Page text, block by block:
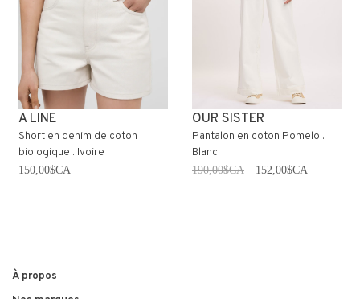
A LINE
Short en denim de coton
biologique . Ivoire
150,00$CA
OUR SISTER
Pantalon en coton Pomelo .
Blanc
190,00$CA 152,00$CA
À propos